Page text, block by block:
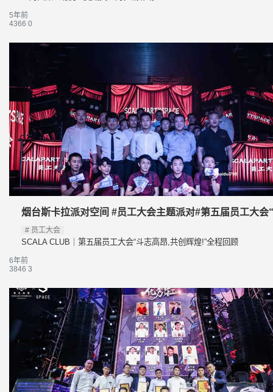
5年前
4366 0
烟台斯卡拉派对空间 #员工大会主题派对#第五届员工大会
员工大会
SCALA CLUB｜第五届员工大会“斗志高昂,共创辉煌!”全程回顾
6年前
3846 3